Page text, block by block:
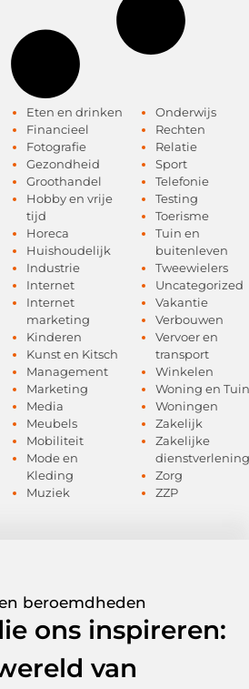
Eten en drinken
Financieel
Fotografie
Gezondheid
Groothandel
Hobby en vrije
tijd
Horeca
Huishoudelijk
Industrie
Internet
Internet
marketing
Kinderen
Kunst en Kitsch
Management
Marketing
Media
Meubels
Mobiliteit
Mode en
Kleding
Muziek
Onderwijs
Rechten
Relatie
Sport
Telefonie
Testing
Toerisme
Tuin en
buitenleven
Tweewielers
Uncategorized
Vakantie
Verbouwen
Vervoer en
transport
Winkelen
Woning en Tuin
Woningen
Zakelijk
Zakelijke
dienstverlening
Zorg
ZZP
beroemdheden
ons inspireren:
van